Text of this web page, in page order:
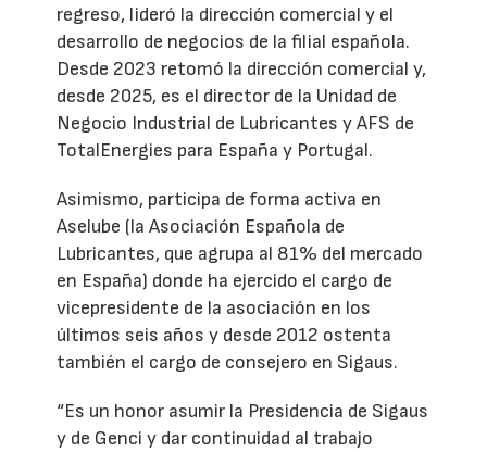
regreso, lideró la dirección comercial y el
desarrollo de negocios de la filial española.
Desde 2023 retomó la dirección comercial y,
desde 2025, es el director de la Unidad de
Negocio Industrial de Lubricantes y AFS de
TotalEnergies para España y Portugal.
Asimismo, participa de forma activa en
Aselube (la Asociación Española de
Lubricantes, que agrupa al 81% del mercado
en España) donde ha ejercido el cargo de
vicepresidente de la asociación en los
últimos seis años y desde 2012 ostenta
también el cargo de consejero en Sigaus.
“Es un honor asumir la Presidencia de Sigaus
y de Genci y dar continuidad al trabajo